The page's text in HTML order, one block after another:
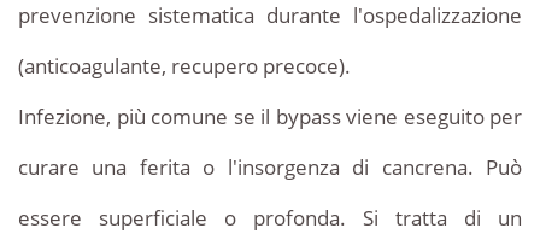
prevenzione sistematica durante l'ospedalizzazione
(anticoagulante, recupero precoce).
Infezione, più comune se il bypass viene eseguito per
curare una ferita o l'insorgenza di cancrena. Può
essere superficiale o profonda. Si tratta di un